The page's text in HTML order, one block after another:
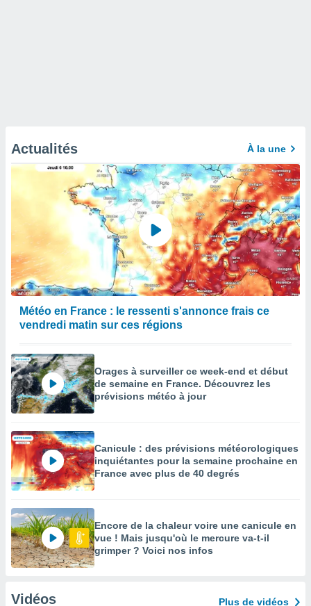
Actualités À la une
Météo en France : le ressenti s'annonce frais ce
vendredi matin sur ces régions
Orages à surveiller ce week-end et début
de semaine en France. Découvrez les
prévisions météo à jour
Canicule : des prévisions météorologiques
inquiétantes pour la semaine prochaine en
France avec plus de 40 degrés
Encore de la chaleur voire une canicule en
vue ! Mais jusqu'où le mercure va-t-il
grimper ? Voici nos infos
Vidéos Plus de vidéos